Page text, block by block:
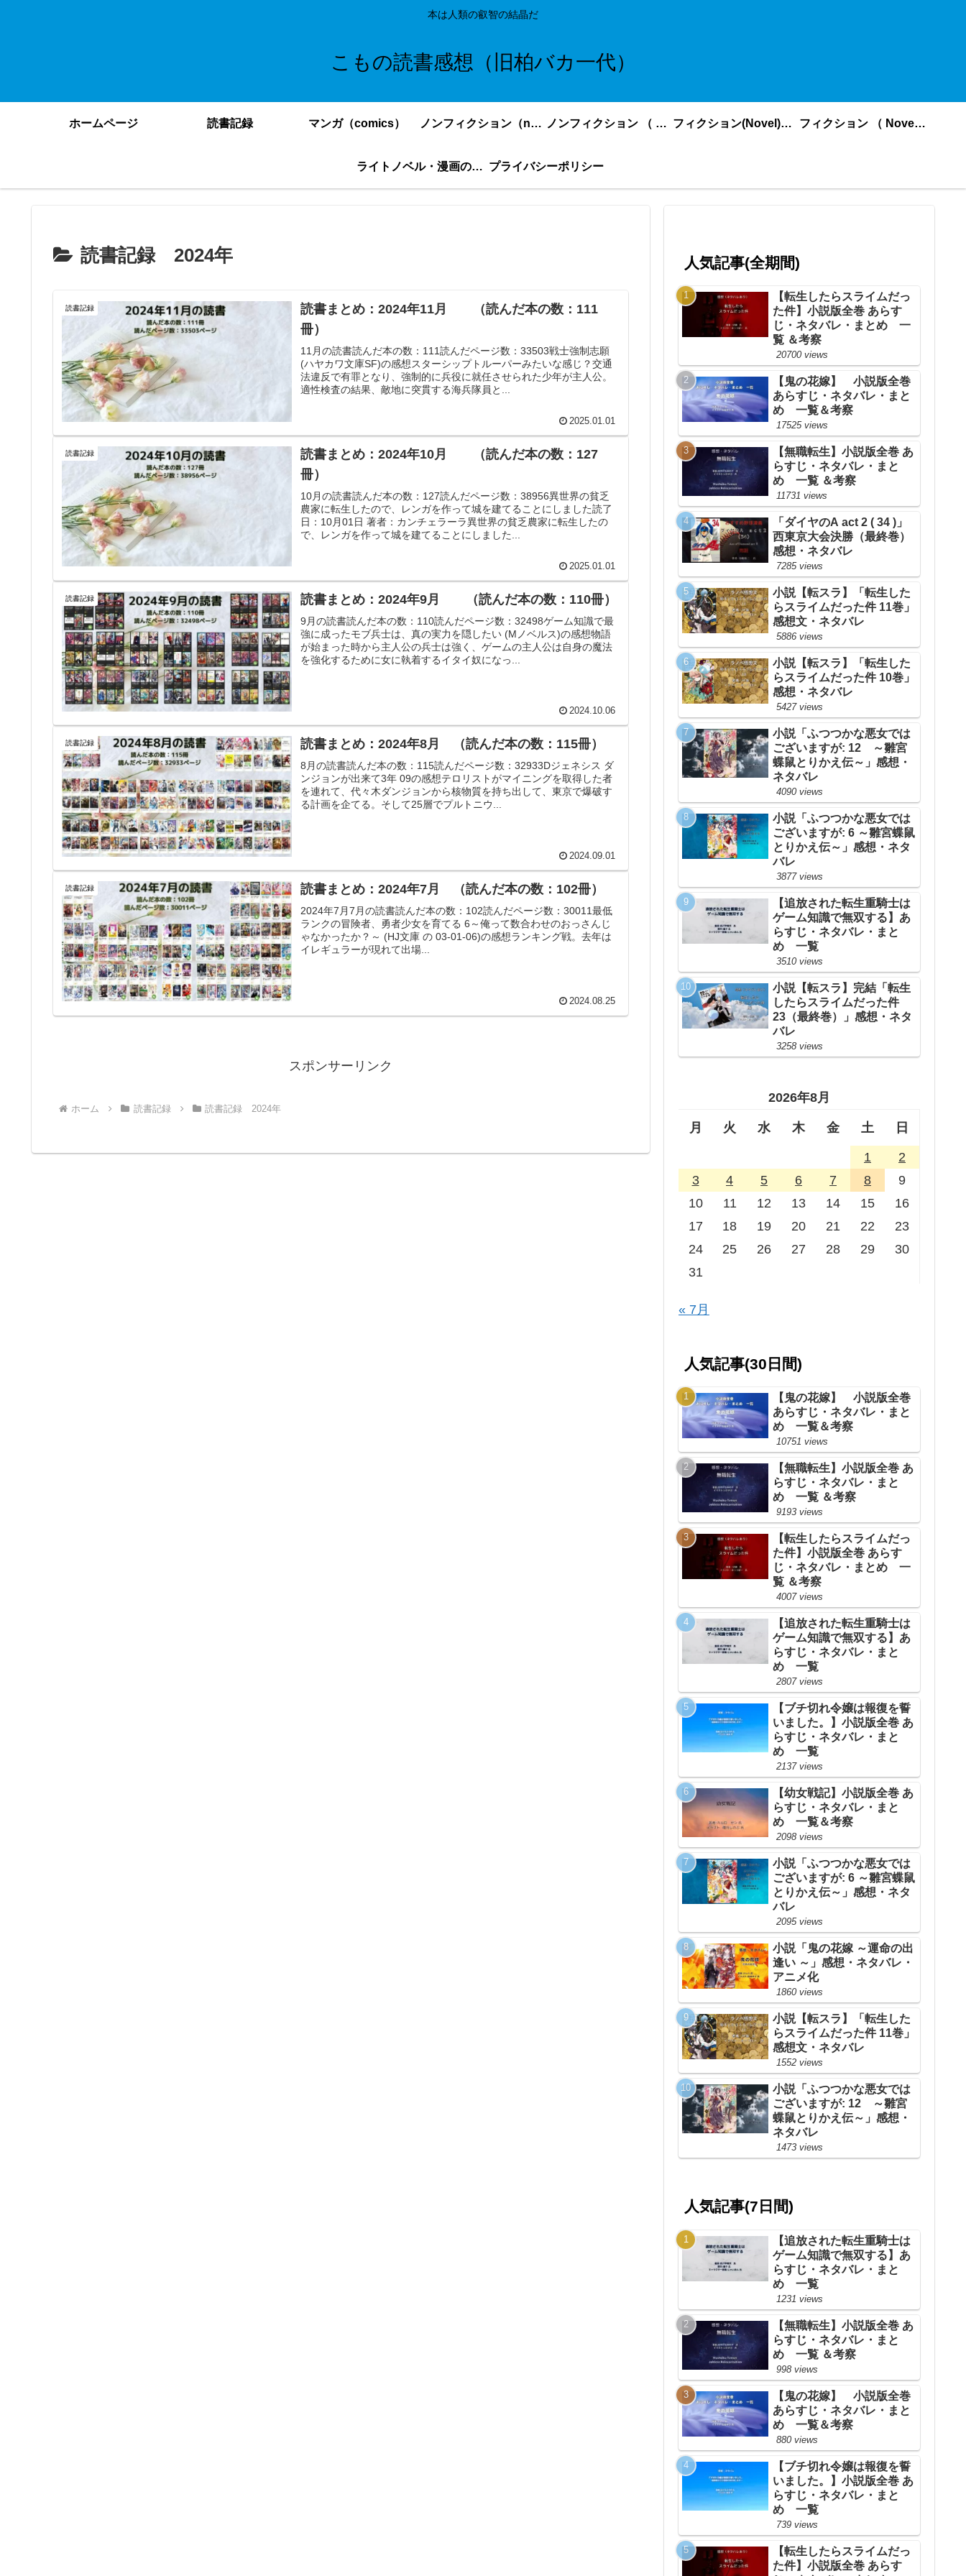
本は人類の叡智の結晶だ
こもの読書感想（旧柏バカ一代）
ホームページ 読書記録 マンガ（comics） ノンフィクション（nonfiction）更新順 ノンフィクション （ nonfiction ） あいうえお順 フィクション(Novel)更新順 フィクション （ Novel ） あいうえお順
ライトノベル・漫画の感想・ネタバレまとめ｜こもの読書感想 プライバシーポリシー
読書記録 2024年
読書記録
読書まとめ：2024年11月 （読んだ本の数：111
冊）
11月の読書読んだ本の数：111読んだページ数：33503戦士強制志願
(ハヤカワ文庫SF)の感想スターシップトルーパーみたいな感じ？交通
法違反で有罪となり、強制的に兵役に就任させられた少年が主人公。
適性検査の結果、敵地に突貫する海兵隊員と...
2025.01.01
読書記録
読書まとめ：2024年10月 （読んだ本の数：127
冊）
10月の読書読んだ本の数：127読んだページ数：38956異世界の貧乏
農家に転生したので、レンガを作って城を建てることにしました読了
日：10月01日 著者：カンチェラーラ異世界の貧乏農家に転生したの
で、レンガを作って城を建てることにしました...
2025.01.01
読書記録 読書まとめ：2024年9月 （読んだ本の数：110冊）
9月の読書読んだ本の数：110読んだページ数：32498ゲーム知識で最
強に成ったモブ兵士は、真の実力を隠したい (Mノベルス)の感想物語
が始まった時から主人公の兵士は強く、ゲームの主人公は自身の魔法
を強化するために女に執着するイタイ奴になっ...
2024.10.06
読書記録 読書まとめ：2024年8月 （読んだ本の数：115冊）
8月の読書読んだ本の数：115読んだページ数：32933Dジェネシス ダ
ンジョンが出来て3年 09の感想テロリストがマイニングを取得した者
を連れて、代々木ダンジョンから核物質を持ち出して、東京で爆破す
る計画を企てる。そして25層でプルトニウ...
2024.09.01
読書記録 読書まとめ：2024年7月 （読んだ本の数：102冊）
2024年7月7月の読書読んだ本の数：102読んだページ数：30011最低
ランクの冒険者、勇者少女を育てる 6～俺って数合わせのおっさんじ
ゃなかったか？～ (HJ文庫 の 03-01-06)の感想ランキング戦。去年は
イレギュラーが現れて出場...
2024.08.25
スポンサーリンク
ホーム 読書記録 読書記録 2024年
人気記事(全期間)
【転生したらスライムだっ
た件】小説版全巻 あらす
じ・ネタバレ・まとめ 一
覧 ＆考察
20700 views
【鬼の花嫁】 小説版全巻
あらすじ・ネタバレ・まと
め 一覧＆考察
17525 views
【無職転生】小説版全巻 あ
らすじ・ネタバレ・まと
め 一覧 ＆考察
11731 views
「ダイヤのA act 2 ( 34 )」
西東京大会決勝（最終巻）
感想・ネタバレ
7285 views
小説【転スラ】「転生した
らスライムだった件 11巻」
感想文・ネタバレ
5886 views
小説【転スラ】「転生した
らスライムだった件 10巻」
感想・ネタバレ
5427 views
小説「ふつつかな悪女では
ございますが: 12 ～雛宮
蝶鼠とりかえ伝～」感想・
ネタバレ
4090 views
小説「ふつつかな悪女では
ございますが: 6 ～雛宮蝶鼠
とりかえ伝～」感想・ネタ
バレ
3877 views
【追放された転生重騎士は
ゲーム知識で無双する】あ
らすじ・ネタバレ・まと
め 一覧
3510 views
小説【転スラ】完結「転生
したらスライムだった件
23（最終巻）」感想・ネタ
バレ
3258 views
2026年8月
月 火 水 木 金 土 日
1
2
3
4 5 6 7 8
9
10
11 12 13 14 15
16
17
18 19 20 21 22
23
24
25 26 27 28 29
30
31
« 7月
人気記事(30日間)
【鬼の花嫁】 小説版全巻
あらすじ・ネタバレ・まと
め 一覧＆考察
10751 views
【無職転生】小説版全巻 あ
らすじ・ネタバレ・まと
め 一覧 ＆考察
9193 views
【転生したらスライムだっ
た件】小説版全巻 あらす
じ・ネタバレ・まとめ 一
覧 ＆考察
4007 views
【追放された転生重騎士は
ゲーム知識で無双する】あ
らすじ・ネタバレ・まと
め 一覧
2807 views
【ブチ切れ令嬢は報復を誓
いました。】小説版全巻 あ
らすじ・ネタバレ・まと
め 一覧
2137 views
【幼女戦記】小説版全巻 あ
らすじ・ネタバレ・まと
め 一覧＆考察
2098 views
小説「ふつつかな悪女では
ございますが: 6 ～雛宮蝶鼠
とりかえ伝～」感想・ネタ
バレ
2095 views
小説「鬼の花嫁 ～運命の出
逢い ～」感想・ネタバレ・
アニメ化
1860 views
小説【転スラ】「転生した
らスライムだった件 11巻」
感想文・ネタバレ
1552 views
小説「ふつつかな悪女では
ございますが: 12 ～雛宮
蝶鼠とりかえ伝～」感想・
ネタバレ
1473 views
人気記事(7日間)
【追放された転生重騎士は
ゲーム知識で無双する】あ
らすじ・ネタバレ・まと
め 一覧
1231 views
【無職転生】小説版全巻 あ
らすじ・ネタバレ・まと
め 一覧 ＆考察
998 views
【鬼の花嫁】 小説版全巻
あらすじ・ネタバレ・まと
め 一覧＆考察
880 views
【ブチ切れ令嬢は報復を誓
いました。】小説版全巻 あ
らすじ・ネタバレ・まと
め 一覧
739 views
【転生したらスライムだっ
た件】小説版全巻 あらす